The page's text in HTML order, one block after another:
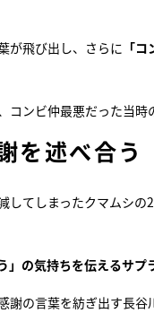
が飛び出し、さらに 「
ンビ仲最悪だった当時
を述べ合う
てしまったクマムシ
の気持ちを伝えるサプ
の言葉を紡ぎ出す長谷